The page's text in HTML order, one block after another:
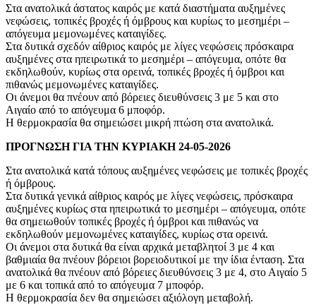
Στα ανατολικά άστατος καιρός με κατά διαστήματα αυξημένες
νεφώσεις, τοπικές βροχές ή όμβρους και κυρίως το μεσημέρι –
απόγευμα μεμονωμένες καταιγίδες.
Στα δυτικά σχεδόν αίθριος καιρός με λίγες νεφώσεις πρόσκαιρα
αυξημένες στα ηπειρωτικά το μεσημέρι – απόγευμα, οπότε θα
εκδηλωθούν, κυρίως στα ορεινά, τοπικές βροχές ή όμβροι και
πιθανώς μεμονωμένες καταιγίδες.
Οι άνεμοι θα πνέουν από βόρειες διευθύνσεις 3 με 5 και στο
Αιγαίο από το απόγευμα 6 μποφόρ.
Η θερμοκρασία θα σημειώσει μικρή πτώση στα ανατολικά.
ΠΡΟΓΝΩΣΗ ΓΙΑ ΤΗΝ ΚΥΡΙΑΚΗ 24-05-2026
Στα ανατολικά κατά τόπους αυξημένες νεφώσεις με τοπικές βροχές
ή όμβρους.
Στα δυτικά γενικά αίθριος καιρός με λίγες νεφώσεις, πρόσκαιρα
αυξημένες κυρίως στα ηπειρωτικά το μεσημέρι – απόγευμα, οπότε
θα σημειωθούν τοπικές βροχές ή όμβροι και πιθανώς να
εκδηλωθούν μεμονωμένες καταιγίδες, κυρίως στα ορεινά.
Οι άνεμοι στα δυτικά θα είναι αρχικά μεταβλητοί 3 με 4 και
βαθμιαία θα πνέουν βόρειοι βορειοδυτικοί με την ίδια ένταση. Στα
ανατολικά θα πνέουν από βόρειες διευθύνσεις 3 με 4, στο Αιγαίο 5
με 6 και τοπικά από το απόγευμα 7 μποφόρ.
Η θερμοκρασία δεν θα σημειώσει αξιόλογη μεταβολή.